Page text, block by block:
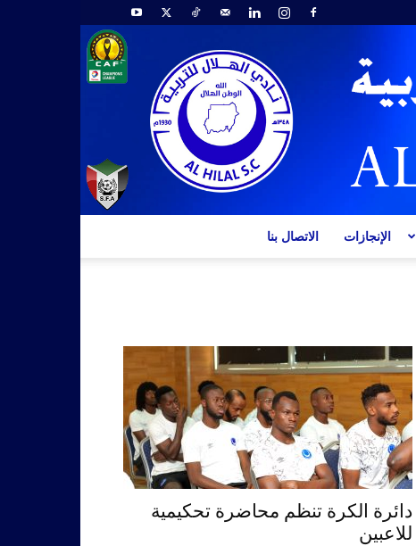
الاتصال بنا الإنجازات
دائرة الكرة تنظم محاضرة تحكيمية
للاعبين